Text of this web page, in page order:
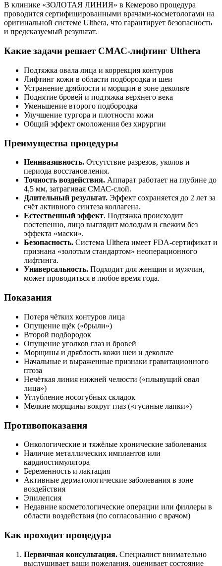
В клинике «ЗОЛОТАЯ ЛИНИЯ» в Кемерово процедура
проводится сертифицированными врачами-косметологами на
оригинальной системе Ulthera, что гарантирует безопасность
и предсказуемый результат.
Какие задачи решает СМАС-лифтинг Ulthera
Подтяжка овала лица и коррекция контуров
Лифтинг кожи в области подбородка и шеи
Устранение дряблости и морщин в зоне декольте
Поднятие бровей и подтяжка верхнего века
Уменьшение второго подбородка
Улучшение тургора и плотности кожи
Общий эффект омоложения без хирургии
Преимущества процедуры
Неинвазивность. Отсутствие разрезов, уколов и
периода восстановления.
Точность воздействия. Аппарат работает на глубине до
4,5 мм, затрагивая СМАС-слой.
Длительный результат. Эффект сохраняется до 2 лет за
счёт активного синтеза коллагена.
Естественный эффект. Подтяжка происходит
постепенно, лицо выглядит молодым и свежим без
эффекта «маски».
Безопасность. Система Ulthera имеет FDA-сертификат и
признана «золотым стандартом» неоперационного
лифтинга.
Универсальность. Подходит для женщин и мужчин,
может проводиться в любое время года.
Показания
Потеря чётких контуров лица
Опущение щёк («брыли»)
Второй подбородок
Опущение уголков глаз и бровей
Морщины и дряблость кожи шеи и декольте
Начальные и выраженные признаки гравитационного
птоза
Нечёткая линия нижней челюсти («плывущий овал
лица»)
Углубление носогубных складок
Мелкие морщины вокруг глаз («гусиные лапки»)
Противопоказания
Онкологические и тяжёлые хронические заболевания
Наличие металлических имплантов или
кардиостимулятора
Беременность и лактация
Активные дерматологические заболевания в зоне
воздействия
Эпилепсия
Недавние косметологические операции или филлеры в
области воздействия (по согласованию с врачом)
Как проходит процедура
Первичная консультация. Специалист внимательно
выслушивает ваши пожелания, оценивает состояние